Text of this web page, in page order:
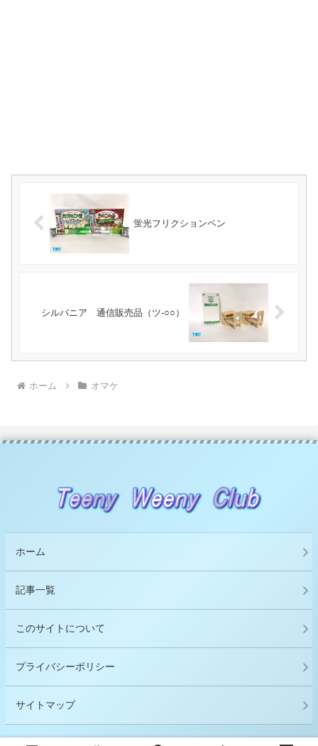
蛍光フリクションペン
シルバニア 通信販売品（ツ-○○）
ホーム オマケ
ホーム
記事一覧
このサイトについて
プライバシーポリシー
サイトマップ